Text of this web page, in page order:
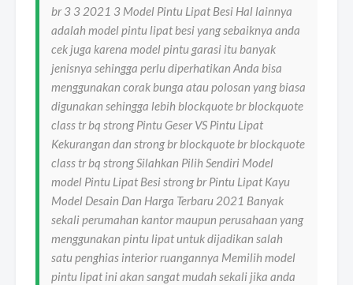
br 3 3 2021 3 Model Pintu Lipat Besi Hal lainnya
adalah model pintu lipat besi yang sebaiknya anda
cek juga karena model pintu garasi itu banyak
jenisnya sehingga perlu diperhatikan Anda bisa
menggunakan corak bunga atau polosan yang biasa
digunakan sehingga lebih blockquote br blockquote
class tr bq strong Pintu Geser VS Pintu Lipat
Kekurangan dan strong br blockquote br blockquote
class tr bq strong Silahkan Pilih Sendiri Model
model Pintu Lipat Besi strong br Pintu Lipat Kayu
Model Desain Dan Harga Terbaru 2021 Banyak
sekali perumahan kantor maupun perusahaan yang
menggunakan pintu lipat untuk dijadikan salah
satu penghias interior ruangannya Memilih model
pintu lipat ini akan sangat mudah sekali jika anda